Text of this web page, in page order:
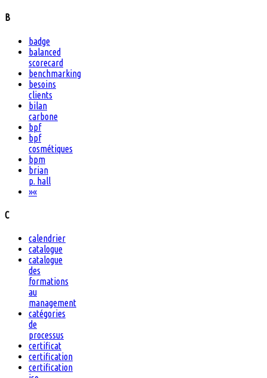
B
badge
balanced
scorecard
benchmarking
besoins
clients
bilan
carbone
bpf
bpf
cosmétiques
bpm
brian
p. hall
»«
C
calendrier
catalogue
catalogue
des
formations
au
management
catégories
de
processus
certificat
certification
certification